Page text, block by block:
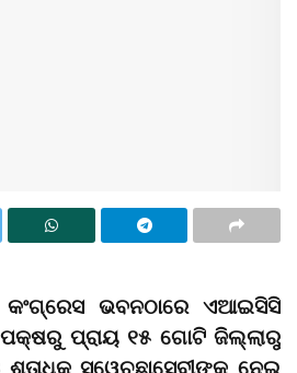
ଭବନଠାରେ ଏଆଇସିସି
ପକ୍ଷରୁ ପ୍ରାୟ ୧୫ ଗୋଟି ଜିଲ୍ଲାରୁ